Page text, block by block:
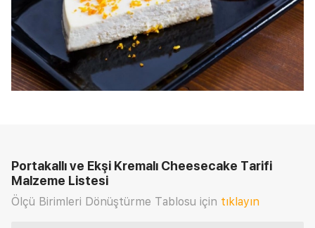
Portakallı ve Ekşi Kremalı Cheesecake Tarifi
Malzeme Listesi
Ölçü Birimleri Dönüştürme Tablosu için tıklayın